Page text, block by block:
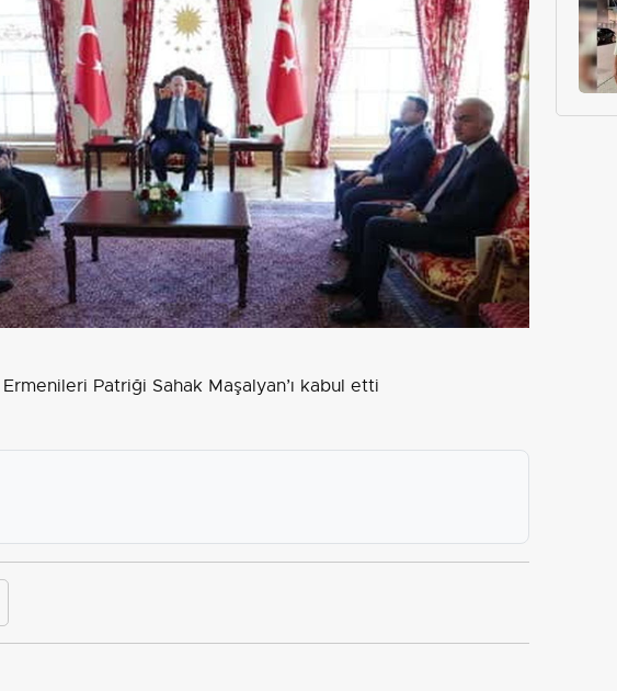
Patriği Sahak Maşalyan’ı kabul etti